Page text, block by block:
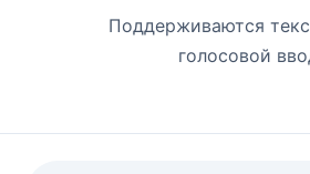
Поддерживаются
голосовой